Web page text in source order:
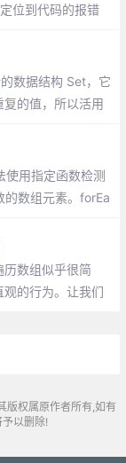
位到代码的报错
数据结构 Set，它
的值，所以活用
用指定函数检测
数组元素。forEa
数组似乎很简
的行为。让我们
版权属原作者所有,如有
以删除!